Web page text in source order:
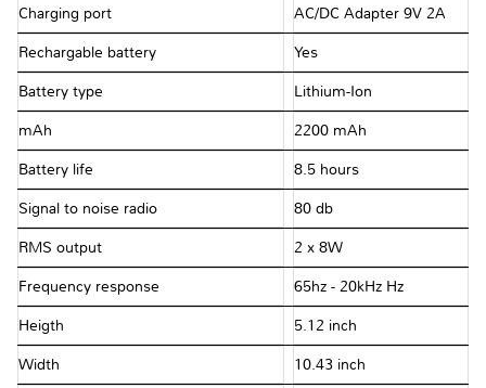
Charging port AC/DC Adapter 9V 2A
Rechargable battery Yes
Battery type Lithium-Ion
mAh 2200 mAh
Battery life 8.5 hours
Signal to noise radio 80 db
RMS output 2 x 8W
Frequency response 65hz - 20kHz Hz
Heigth 5.12 inch
Width 10.43 inch